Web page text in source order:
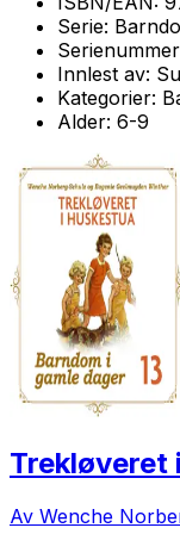
Serie:
Innlest av:
Kategorier:
Alder: 6-9
Trekløveret
Av Wenche